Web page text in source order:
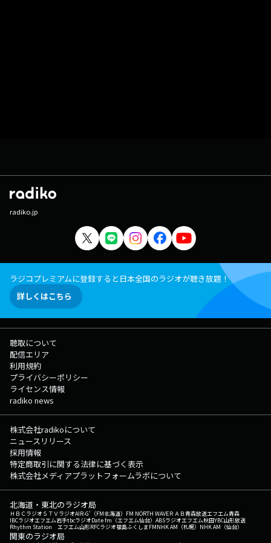
radiko.jp
ラジコプレミアムに登録すると日本全国のラジオが聴き放題！
詳しくはこちら
聴取について
配信エリア
利用規約
プライバシーポリシー
ライセンス情報
radiko news
株式会社radikoについて
ニュースリリース
採用情報
特定商取引に関する法律に基づく表示
株式会社メディアプラットフォームラボについて
北海道・東北のラジオ局
ＨＢＣラジオＳＴＶラジオAIR-G'（FM北海道） FM NORTH WAVEＲＡＢ青森放送エフエム青森
IBCラジオエフエム岩手tbcラジオDate fm（エフエム仙台） ABSラジオエフエム秋田YBC山形放送
Rhythm Station エフエム山形RFCラジオ福島ふくしまFMNHK AM（札幌） NHK AM（仙台）
関東のラジオ局